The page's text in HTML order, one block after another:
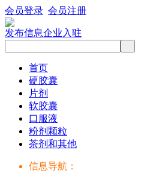
会员登录 会员注册
发布信息企业入驻
首页
硬胶囊
片剂
软胶囊
口服液
粉剂颗粒
茶剂和其他
信息导航：